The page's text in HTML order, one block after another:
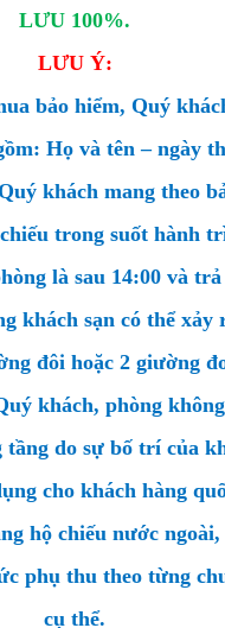
LƯU 100%.
LƯU Ý:
bảo hiểm, Quý
Họ và tên – ngày
khách mang theo
trong suốt hành
là sau 14:00 và
khách sạn có thể
đôi hoặc 2 giường
khách, phòng
tầng do sự bố trí của
cho khách hàng
hộ chiếu nước
phụ thu theo từng
cụ thể.